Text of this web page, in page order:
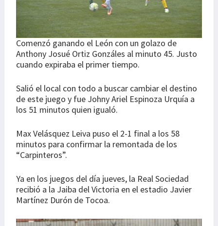
Comenzó ganando el León con un golazo de
Anthony Josué Ortiz Gonzáles al minuto 45. Justo
cuando expiraba el primer tiempo.
Salió el local con todo a buscar cambiar el destino
de este juego y fue Johny Ariel Espinoza Urquía a
los 51 minutos quien igualó.
Max Velásquez Leiva puso el 2-1 final a los 58
minutos para confirmar la remontada de los
“Carpinteros”.
Ya en los juegos del día jueves, la Real Sociedad
recibió a la Jaiba del Victoria en el estadio Javier
Martínez Durón de Tocoa.